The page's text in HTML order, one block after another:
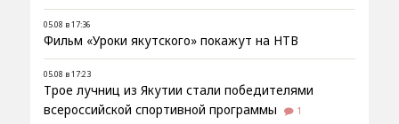
05.08 в 17:36
Фильм «Уроки якутского» покажут на НТВ
05.08 в 17:23
Трое лучниц из Якутии стали победителями
всероссийской спортивной программы
1